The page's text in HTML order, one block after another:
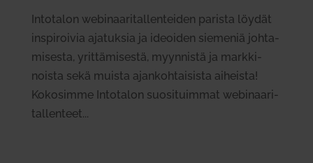
Into­talon webi­naa­ri­tal­len­teiden parista löydät
ins­pi­roivia aja­tuksia ja ideoiden sie­meniä joh­ta­
mi­sesta, yrit­tä­mi­sestä, myyn­nistä ja mark­ki­
noista sekä muista ajan­koh­tai­sista aiheista!
Koko­simme Into­talon suo­si­tuimmat webi­naa­ri­
tal­lenteet...